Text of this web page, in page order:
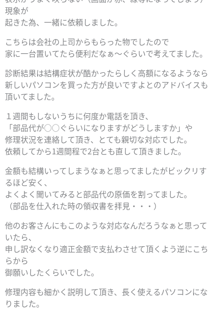
現象が
起きた為、一緒に依頼しました。
こちらは会社の上司からもらった物でしたので
家に一台置いてたら便利だなぁ～ぐらいで考えてました。
診断結果は結構症状が酷かったらしく高額になるようなら
新しいパソコンを買った方が良いですよとのアドバイスも
頂いてました。
１週間もしないうちに何度か電話を頂き、
「部品代が○○ぐらいになりますがどうしますか」や
修理状況を連絡して頂き、とても親切な対応でした。
依頼してから1週間程で2台とも直して頂きました。
金額も結構いってしまうなぁと思ってましたがビックリす
るほど安く、
よくよく聞いてみると部品代の原価を割ってました。
（部品を仕入れた時の領収書を拝見・・・）
他のお客さんにもこのような対応なんだろうなぁと思って
いたら、
申し訳なくなり適正金額で支払わさせて頂くよう逆にこち
らから
御願いしたくらいでした。
修理内容も細かく説明して頂き、長く使えるパソコンにな
りました。